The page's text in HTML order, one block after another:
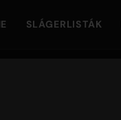
SLÁGERLISTÁK